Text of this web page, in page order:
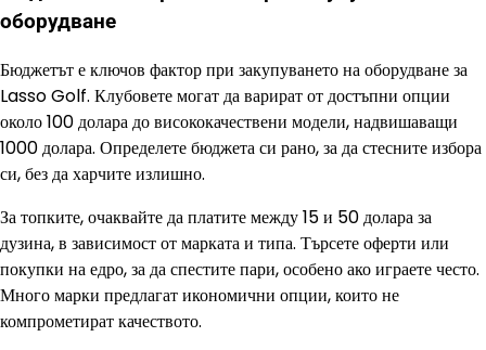
оборудване
Бюджетът е ключов фактор при закупуването на оборудване за
Lasso Golf. Клубовете могат да варират от достъпни опции
около 100 долара до висококачествени модели, надвишаващи
1000 долара. Определете бюджета си рано, за да стесните избора
си, без да харчите излишно.
За топките, очаквайте да платите между 15 и 50 долара за
дузина, в зависимост от марката и типа. Търсете оферти или
покупки на едро, за да спестите пари, особено ако играете често.
Много марки предлагат икономични опции, които не
компрометират качеството.